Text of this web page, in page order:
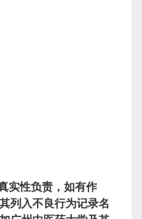
实性负责，如有作
列入不良行为记录名